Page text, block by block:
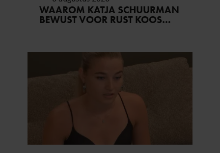
WAAROM KATJA SCHUURMAN
BEWUST VOOR RUST KOOS…